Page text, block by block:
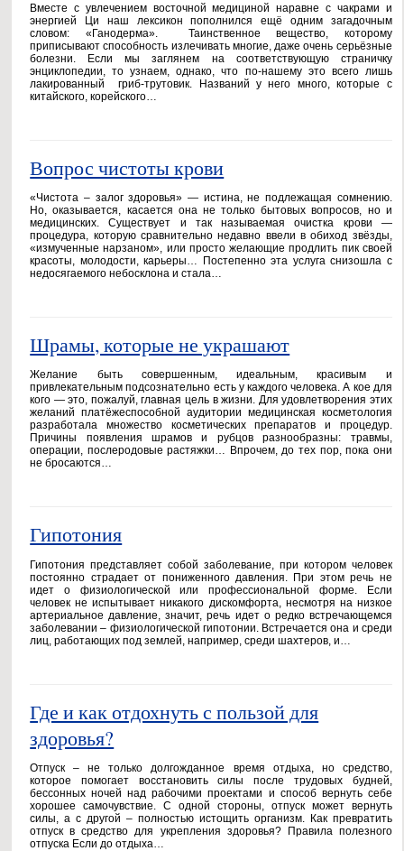
Вместе с увлечением восточной медициной наравне с чакрами и
энергией Ци наш лексикон пополнился ещё одним загадочным
словом: «Ганодерма». Таинственное вещество, которому
приписывают способность излечивать многие, даже очень серьёзные
болезни. Если мы заглянем на соответствующую страничку
энциклопедии, то узнаем, однако, что по-нашему это всего лишь
лакированный гриб-трутовик. Названий у него много, которые с
китайского, корейского…
Вопрос чистоты крови
«Чистота – залог здоровья» — истина, не подлежащая сомнению.
Но, оказывается, касается она не только бытовых вопросов, но и
медицинских. Существует и так называемая очистка крови —
процедура, которую сравнительно недавно ввели в обиход звёзды,
«измученные нарзаном», или просто желающие продлить пик своей
красоты, молодости, карьеры… Постепенно эта услуга снизошла с
недосягаемого небосклона и стала…
Шрамы, которые не украшают
Желание быть совершенным, идеальным, красивым и
привлекательным подсознательно есть у каждого человека. А кое для
кого — это, пожалуй, главная цель в жизни. Для удовлетворения этих
желаний платёжеспособной аудитории медицинская косметология
разработала множество косметических препаратов и процедур.
Причины появления шрамов и рубцов разнообразны: травмы,
операции, послеродовые растяжки… Впрочем, до тех пор, пока они
не бросаются…
Гипотония
Гипотония представляет собой заболевание, при котором человек
постоянно страдает от пониженного давления. При этом речь не
идет о физиологической или профессиональной форме. Если
человек не испытывает никакого дискомфорта, несмотря на низкое
артериальное давление, значит, речь идет о редко встречающемся
заболевании – физиологической гипотонии. Встречается она и среди
лиц, работающих под землей, например, среди шахтеров, и…
Где и как отдохнуть с пользой для
здоровья?
Отпуск – не только долгожданное время отдыха, но средство,
которое помогает восстановить силы после трудовых будней,
бессонных ночей над рабочими проектами и способ вернуть себе
хорошее самочувствие. С одной стороны, отпуск может вернуть
силы, а с другой – полностью истощить организм. Как превратить
отпуск в средство для укрепления здоровья? Правила полезного
отпуска Если до отдыха…